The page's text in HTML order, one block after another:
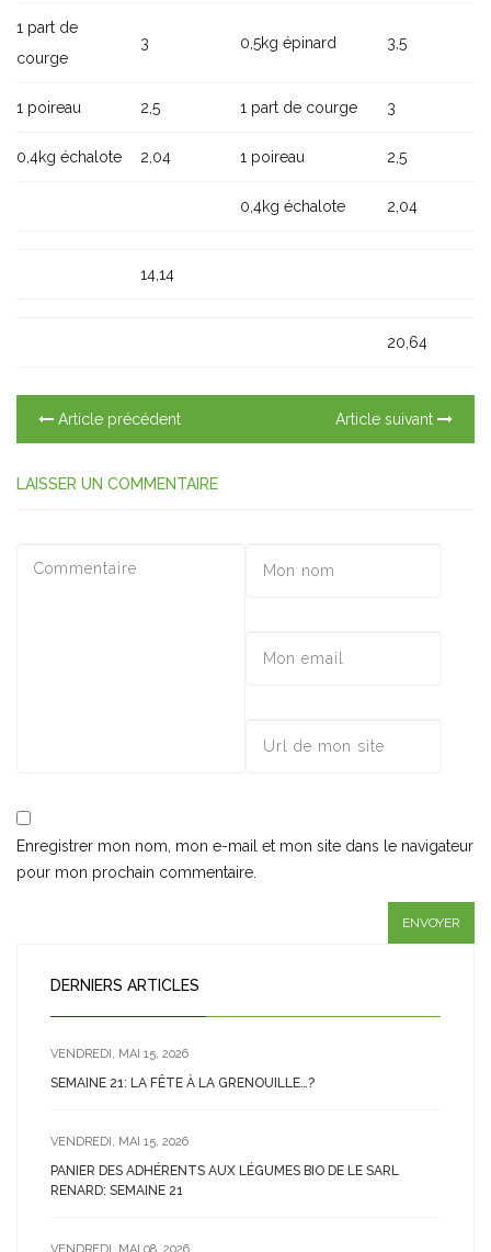
1 part de
courge
3 0,5kg épinard 3,5
1 poireau 2,5 1 part de courge 3
0,4kg échalote 2,04 1 poireau 2,5
0,4kg échalote 2,04
14,14
20,64
Article précédent Article suivant
LAISSER UN COMMENTAIRE
Enregistrer mon nom, mon e-mail et mon site dans le navigateur
pour mon prochain commentaire.
DERNIERS ARTICLES
VENDREDI, MAI 15, 2026
SEMAINE 21: LA FÊTE À LA GRENOUILLE…?
VENDREDI, MAI 15, 2026
PANIER DES ADHÉRENTS AUX LÉGUMES BIO DE LE SARL
RENARD: SEMAINE 21